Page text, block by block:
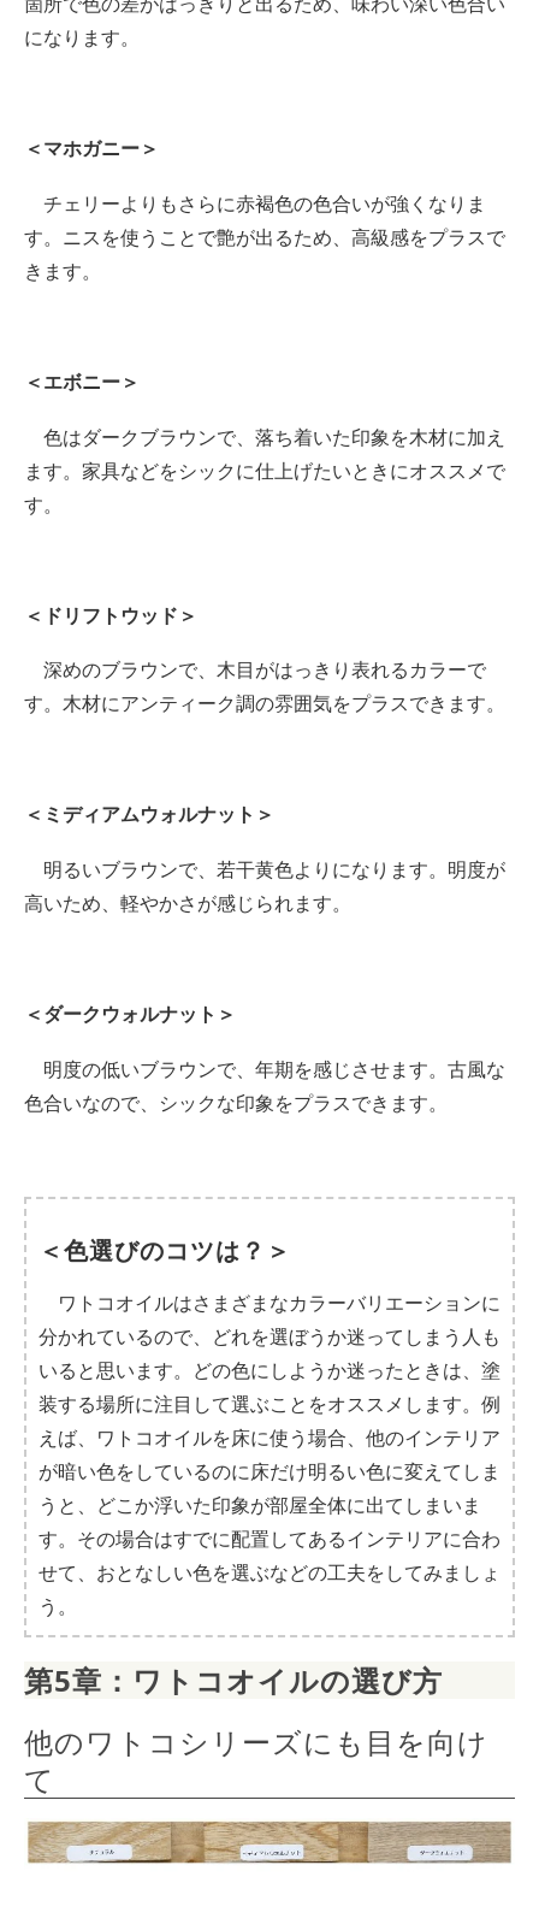
になります。
＜マホガニー＞
チェリーよりもさらに赤褐色の色合いが強くなりま
す。ニスを使うことで艶が出るため、高級感をプラスで
きます。
＜エボニー＞
色はダークブラウンで、落ち着いた印象を木材に加え
ます。家具などをシックに仕上げたいときにオススメで
す。
＜ドリフトウッド＞
深めのブラウンで、木目がはっきり表れるカラーで
す。木材にアンティーク調の雰囲気をプラスできます。
＜ミディアムウォルナット＞
明るいブラウンで、若干黄色よりになります。明度が
高いため、軽やかさが感じられます。
＜ダークウォルナット＞
明度の低いブラウンで、年期を感じさせます。古風な
色合いなので、シックな印象をプラスできます。
＜色選びのコツは？＞
ワトコオイルはさまざまなカラーバリエーションに
分かれているので、どれを選ぼうか迷ってしまう人も
いると思います。どの色にしようか迷ったときは、塗
装する場所に注目して選ぶことをオススメします。例
えば、ワトコオイルを床に使う場合、他のインテリア
が暗い色をしているのに床だけ明るい色に変えてしま
うと、どこか浮いた印象が部屋全体に出てしまいま
す。その場合はすでに配置してあるインテリアに合わ
せて、おとなしい色を選ぶなどの工夫をしてみましょ
う。
第5章：ワトコオイルの選び方
他のワトコシリーズにも目を向け
て